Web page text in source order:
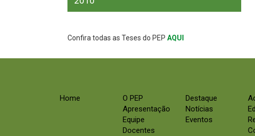
Confira todas as Teses do PEP AQUI
Home
O PEP
Apresentação
Equipe
Docentes
Destaque
Notícias
Eventos